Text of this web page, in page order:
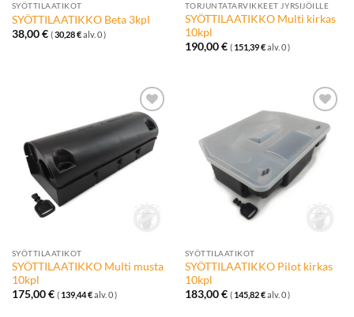
SYÖTTILAATIKOT
SYÖTTILAATIKKO Beta 3kpl
38,00€ (30,28€alv. 0 )
TORJUNTATARVIKKEET JYRSIJÖILLE
SYÖTTILAATIKKO Multi kirkas
10kpl
190,00€ ( 151,39€alv. 0 )
Lisää
toivelistalle
SYÖTTILAATIKOT
SYÖTTILAATIKKO Multi musta
10kpl
175,00€ ( 139,44€alv. 0 )
Lisää
toivelistalle
SYÖTTILAATIKOT
SYÖTTILAATIKKO Pilot kirkas
10kpl
183,00€ ( 145,82€alv. 0 )